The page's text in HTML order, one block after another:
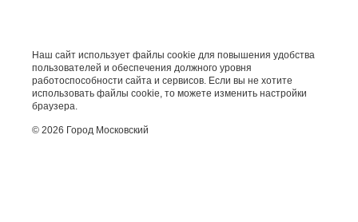
Наш сайт использует файлы cookie для повышения удобства
пользователей и обеспечения должного уровня
работоспособности сайта и сервисов. Если вы не хотите
использовать файлы cookie, то можете изменить настройки
браузера.
© 2026 Город Московский